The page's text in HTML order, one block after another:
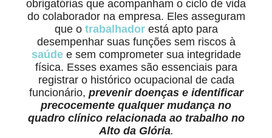
obrigatórias que acompanham o ciclo de vida
do colaborador na empresa. Eles asseguram
que o trabalhador está apto para
desempenhar suas funções sem riscos à
saúde e sem comprometer sua integridade
física. Esses exames são essenciais para
registrar o histórico ocupacional de cada
funcionário, prevenir doenças e identificar
precocemente qualquer mudança no
quadro clínico relacionada ao trabalho no
Alto da Glória.